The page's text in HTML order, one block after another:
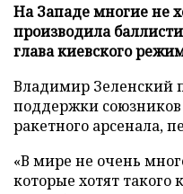
На Западе многие не
производила
глава киевского
Владимир Зеленский
поддержки союзников
ракетного арсенала,
«В мире не очень
которые хотят такого